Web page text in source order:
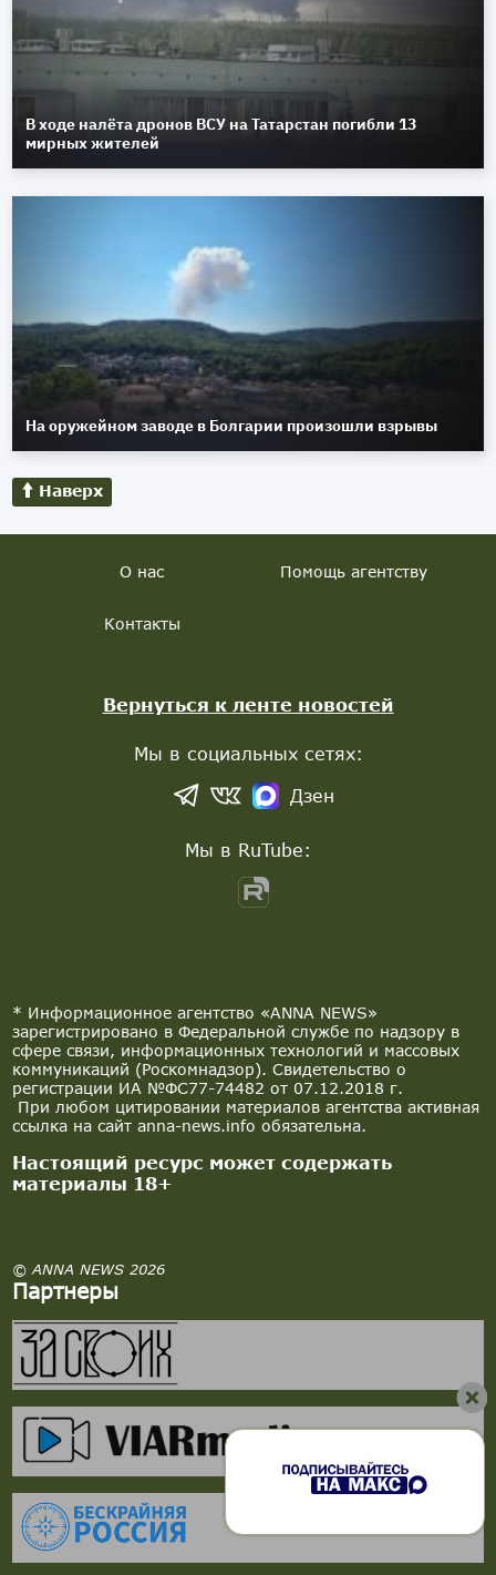
В ходе налёта дронов ВСУ на Татарстан погибли 13
мирных жителей
На оружейном заводе в Болгарии произошли взрывы
Наверх
* Информационное агентство «ANNA NEWS»
зарегистрировано в Федеральной службе по надзору в
сфере связи, информационных технологий и массовых
коммуникаций (Роскомнадзор). Свидетельство о
регистрации ИА №ФС77-74482 от 07.12.2018 г.
При любом цитировании материалов агентства активная
ссылка на сайт anna-news.info обязательна.
Настоящий ресурс может содержать
материалы 18+
© ANNA NEWS 2026
Партнеры
О нас Помощь агентству
Контакты
Вернуться к ленте новостей
Мы в социальных сетях:
Дзен
Мы в RuTube: